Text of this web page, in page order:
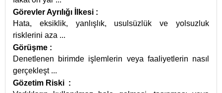
Görevler Ayrılığı İlkesi :
Hata, eksiklik, yanlışlık, usulsüzlük ve yolsuzluk
risklerini aza ...
Görüşme :
Denetlenen birimde işlemlerin veya faaliyetlerin nasıl
gerçekleşt ...
Gözetim Riski :